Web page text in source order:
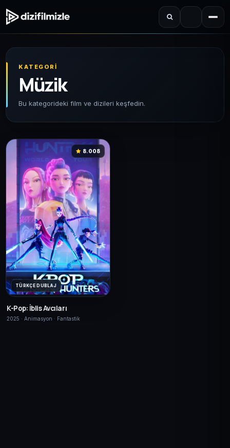
KATEGORI
Müzik
Bu kategorideki film ve dizileri keşfedin.
8.008
TÜRKÇE DUBLAJ
K-Pop: İblis Avcıları
2025 · Animasyon · Fantastik